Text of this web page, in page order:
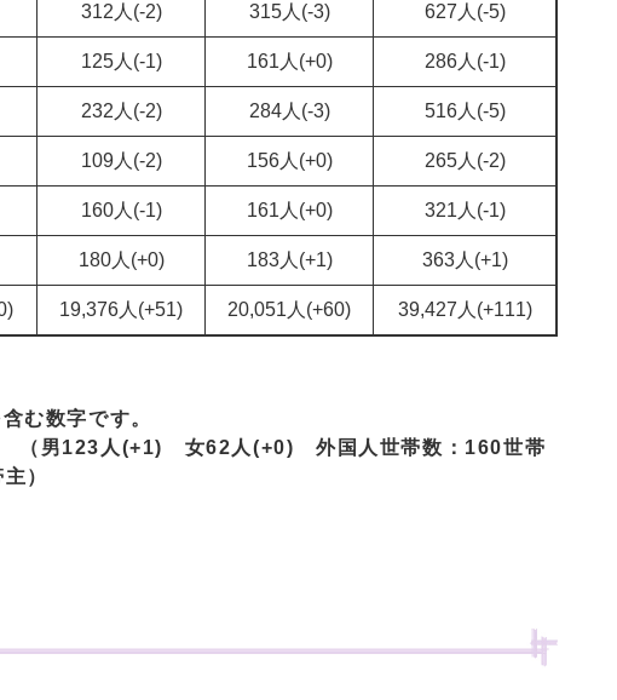
312人(-2) 315人(-3) 627人(-5)
125人(-1) 161人(+0) 286人(-1)
232人(-2) 284人(-3) 516人(-5)
109人(-2) 156人(+0) 265人(-2)
160人(-1) 161人(+0) 321人(-1)
180人(+0) 183人(+1) 363人(+1)
19,376人(+51) 20,051人(+60) 39,427人(+111)
む数字です。
（男123人(+1) 女62人(+0) 外国人世帯数：160世帯
）